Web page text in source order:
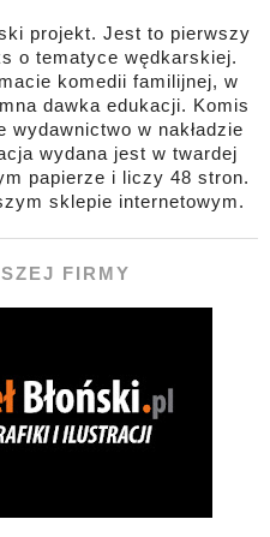
projekt. Jest to pierwszy
o tematyce wędkarskiej.
komedii familijnej, w
dawka edukacji. Komis
w nakładzie
wydana jest w twardej
papierze i liczy 48 stron.
sklepie internetowym.
FIRMY